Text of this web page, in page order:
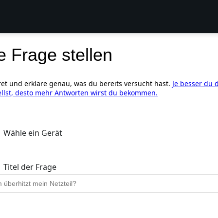
Frage stellen
und erkläre genau, was du bereits versucht hast. Je besser du
desto mehr Antworten wirst du bekommen.
Wähle ein Gerät
Titel der Frage